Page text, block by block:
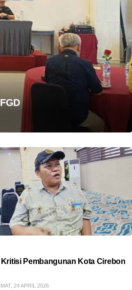
Pembangunan Kota Cirebon
24 APRIL 2026